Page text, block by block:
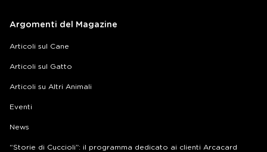
Argomenti del Magazine
Articoli sul Cane
Articoli sul Gatto
Articoli su Altri Animali
Eventi
News
“Storie di Cuccioli”: il programma dedicato ai clienti Arcacard